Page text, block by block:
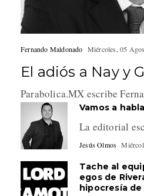
Fernando Maldonado Miércoles, 05
El adiós a Nay y
Parabolica.MX escribe
Vamos a
La editorial
Jesús Olmos
Tache al
egos de
hipocresía